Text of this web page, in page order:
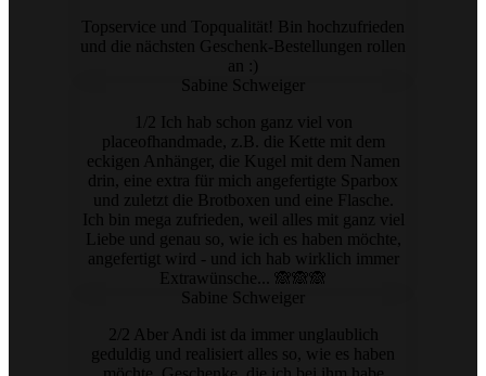
Topservice und Topqualität! Bin hochzufrieden
und die nächsten Geschenk-Bestellungen rollen
an :)
Sabine Schweiger
1/2 Ich hab schon ganz viel von
placeofhandmade, z.B. die Kette mit dem
eckigen Anhänger, die Kugel mit dem Namen
drin, eine extra für mich angefertigte Sparbox
und zuletzt die Brotboxen und eine Flasche.
Ich bin mega zufrieden, weil alles mit ganz viel
Liebe und genau so, wie ich es haben möchte,
angefertigt wird - und ich hab wirklich immer
Extrawünsche... 🙈🙈🙈
Sabine Schweiger
2/2 Aber Andi ist da immer unglaublich
geduldig und realisiert alles so, wie es haben